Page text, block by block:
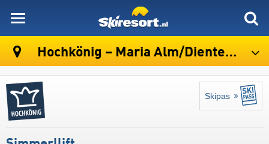
Hochkönig – Maria Alm/​Dienten/​Mühlbach
Skipas